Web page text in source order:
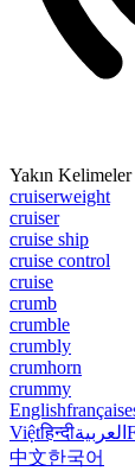
Yakın Kelimeler
cruiserweight
cruiser
cruise ship
cruise control
cruise
crumb
crumble
crumbly
crumhorn
crummy
Englishfrançais
Việtहिन्दीالعربية
中文한국어